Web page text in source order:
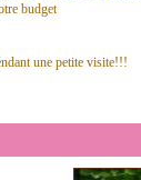
budget
une petite visite!!!